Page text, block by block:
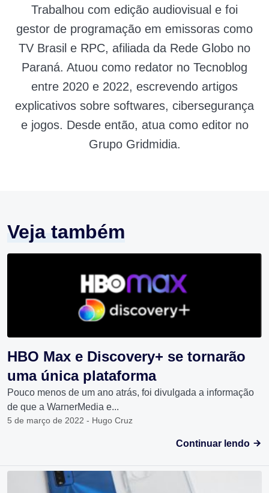
Trabalhou com edição audiovisual e foi
gestor de programação em emissoras como
TV Brasil e RPC, afiliada da Rede Globo no
Paraná. Atuou como redator no Tecnoblog
entre 2020 e 2022, escrevendo artigos
explicativos sobre softwares, cibersegurança
e jogos. Desde então, atua como editor no
Grupo Gridmidia.
Veja também
HBO Max e Discovery+ se tornarão
uma única plataforma
Pouco menos de um ano atrás, foi divulgada a informação
de que a WarnerMedia e...
5 de março de 2022 - Hugo Cruz
Continuar lendo